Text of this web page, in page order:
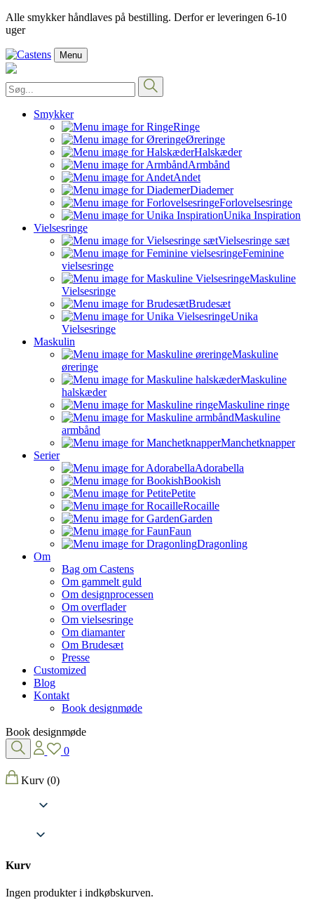
Alle smykker håndlaves på bestilling. Derfor er leveringen 6-10
uger
Menu
Smykker
Ringe
Øreringe
Halskæder
Armbånd
Andet
Diademer
Forlovelsesringe
Unika Inspiration
Vielsesringe
Vielsesringe sæt
Feminine
vielsesringe
Maskuline
Vielsesringe
Brudesæt
Unika
Vielsesringe
Maskulin
Maskuline
øreringe
Maskuline
halskæder
Maskuline ringe
Maskuline
armbånd
Manchetknapper
Serier
Adorabella
Bookish
Petite
Rocaille
Garden
Faun
Dragonling
Om
Bag om Castens
Om gammelt guld
Om designprocessen
Om overflader
Om vielsesringe
Om diamanter
Om Brudesæt
Presse
Customized
Blog
Kontakt
Book designmøde
Book designmøde
0
Kurv (0)
Kurv
Ingen produkter i indkøbskurven.